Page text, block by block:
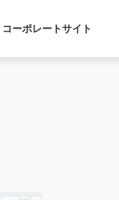
コーポレートサイト